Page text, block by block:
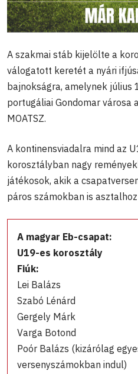
A szakmai stáb kijelölte a
válogatott keretét a nyári
bajnokságra, amelynek július
portugáliai Gondomar városa
MOATSZ.
A kontinensviadalra mind az
korosztályban nagy
játékosok, akik a
páros számokban is
A magyar Eb-csapat:
U19-es korosztály
Fiúk:
Lei Balázs
Szabó Lénárd
Gergely Márk
Varga Botond
Poór Balázs (kizárólag
versenyszámokban indul)